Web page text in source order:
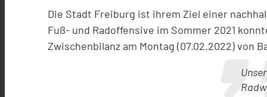
Die Stadt Freiburg ist ihrem Ziel einer
Fuß- und Radoffensive im Sommer 2021
Zwischenbilanz am Montag (07.02.2022) von